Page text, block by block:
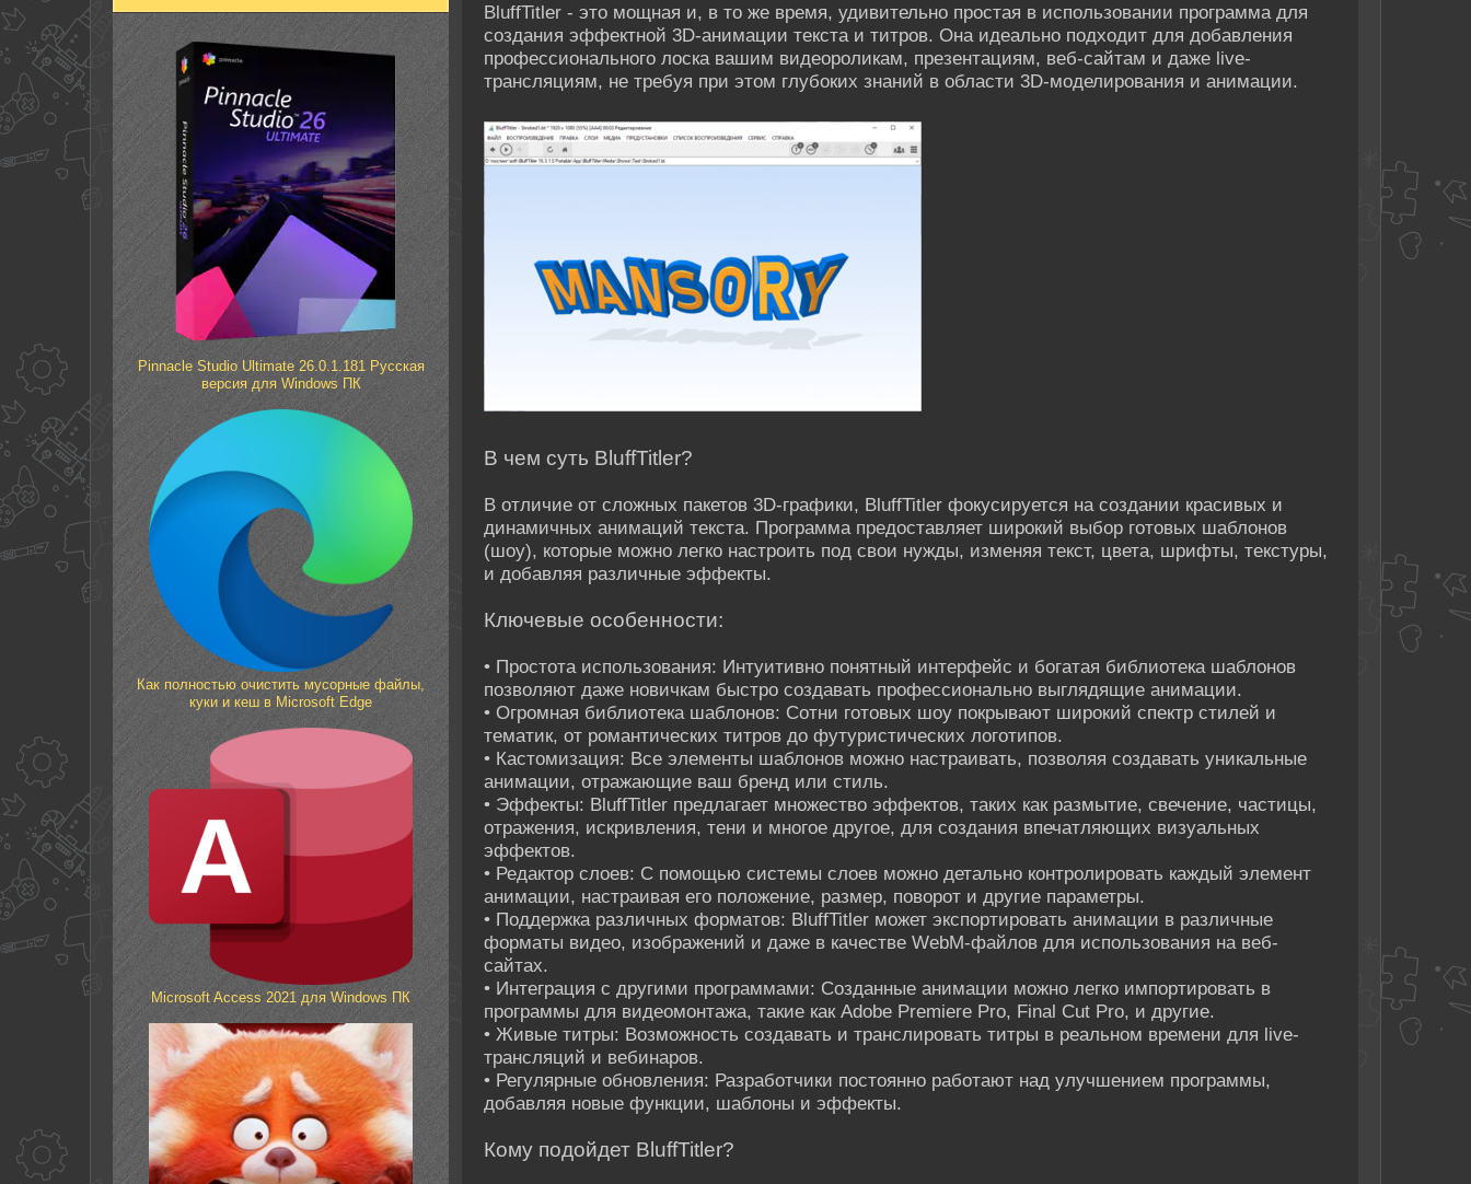
BluffTitler - это мощная и, в то же время, удивительно простая в использовании программа для
создания эффектной 3D-анимации текста и титров. Она идеально подходит для добавления
профессионального лоска вашим видеороликам, презентациям, веб-сайтам и даже live-
трансляциям, не требуя при этом глубоких знаний в области 3D-моделирования и анимации.
В чем суть BluffTitler?
В отличие от сложных пакетов 3D-графики, BluffTitler фокусируется на создании красивых и
динамичных анимаций текста. Программа предоставляет широкий выбор готовых шаблонов
(шоу), которые можно легко настроить под свои нужды, изменяя текст, цвета, шрифты, текстуры,
и добавляя различные эффекты.
Ключевые особенности:
• Простота использования: Интуитивно понятный интерфейс и богатая библиотека шаблонов
позволяют даже новичкам быстро создавать профессионально выглядящие анимации.
• Огромная библиотека шаблонов: Сотни готовых шоу покрывают широкий спектр стилей и
тематик, от романтических титров до футуристических логотипов.
• Кастомизация: Все элементы шаблонов можно настраивать, позволяя создавать уникальные
анимации, отражающие ваш бренд или стиль.
• Эффекты: BluffTitler предлагает множество эффектов, таких как размытие, свечение, частицы,
отражения, искривления, тени и многое другое, для создания впечатляющих визуальных
эффектов.
• Редактор слоев: С помощью системы слоев можно детально контролировать каждый элемент
анимации, настраивая его положение, размер, поворот и другие параметры.
• Поддержка различных форматов: BluffTitler может экспортировать анимации в различные
форматы видео, изображений и даже в качестве WebM-файлов для использования на веб-
сайтах.
• Интеграция с другими программами: Созданные анимации можно легко импортировать в
программы для видеомонтажа, такие как Adobe Premiere Pro, Final Cut Pro, и другие.
• Живые титры: Возможность создавать и транслировать титры в реальном времени для live-
трансляций и вебинаров.
• Регулярные обновления: Разработчики постоянно работают над улучшением программы,
добавляя новые функции, шаблоны и эффекты.
Кому подойдет BluffTitler?
Pinnacle Studio Ultimate 26.0.1.181 Русская
версия для Windows ПК
Как полностью очистить мусорные файлы,
куки и кеш в Microsoft Edge
Microsoft Access 2021 для Windows ПК